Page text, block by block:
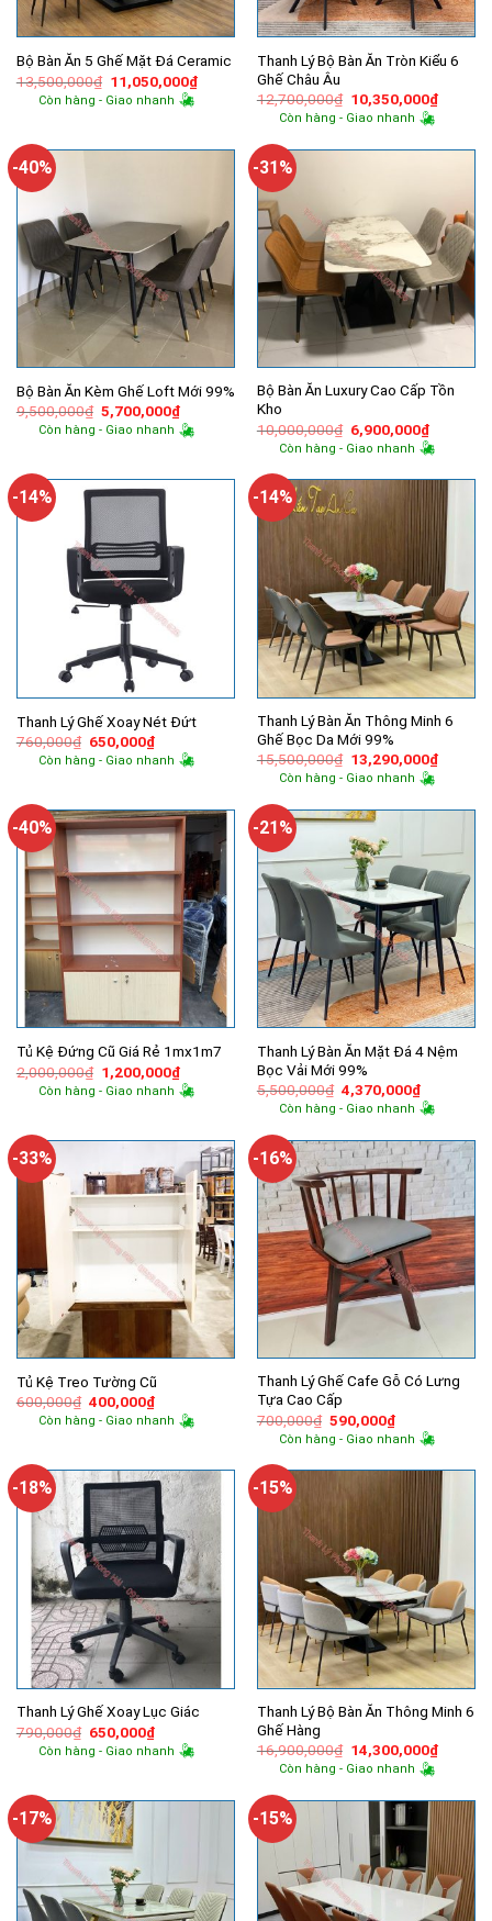
Bộ Bàn Ăn 5 Ghế Mặt Đá Ceramic
13,500,000₫ Giá
gốc
là:
11,050,000₫Giá
hiện
Còn hàng - Giao nhanh
Thanh Lý Bộ Bàn Ăn Tròn Kiểu 6
Ghế Châu Âu
12,700,000₫ Giá
gốc
là:
10,350,000₫Giá
hiện
Còn hàng - Giao nhanh
-40%
Bộ Bàn Ăn Kèm Ghế Loft Mới 99%
9,500,000₫ Giá
gốc
là:
5,700,000₫Giá
hiện
tại
Còn hàng - Giao nhanh
-31%
Bộ Bàn Ăn Luxury Cao Cấp Tồn
Kho
10,000,000₫ Giá
gốc
là:
6,900,000₫Giá
hiện
tại
Còn hàng - Giao nhanh
-14%
Thanh Lý Ghế Xoay Nét Đứt
760,000₫ Giá
gốc
là:
650,000₫Giá
hiện
tại
Còn hàng - Giao nhanh
-14%
Thanh Lý Bàn Ăn Thông Minh 6
Ghế Bọc Da Mới 99%
15,500,000₫ Giá
gốc
là:
13,290,000₫Giá
hiện
Còn hàng - Giao nhanh
-40%
Tủ Kệ Đứng Cũ Giá Rẻ 1mx1m7
2,000,000₫ Giá
gốc
là:
1,200,000₫Giá
hiện
tại
Còn hàng - Giao nhanh
-21%
Thanh Lý Bàn Ăn Mặt Đá 4 Nệm
Bọc Vải Mới 99%
5,500,000₫ Giá
gốc
là:
4,370,000₫Giá
hiện
tại
Còn hàng - Giao nhanh
-33%
Tủ Kệ Treo Tường Cũ
600,000₫ Giá
gốc
là:
400,000₫Giá
hiện
tại
Còn hàng - Giao nhanh
-16%
Thanh Lý Ghế Cafe Gỗ Có Lưng
Tựa Cao Cấp
700,000₫ Giá
gốc
là:
590,000₫Giá
hiện
tại
590,000₫.
Còn hàng - Giao nhanh
-18%
Thanh Lý Ghế Xoay Lục Giác
790,000₫ Giá
gốc
là:
650,000₫Giá
hiện
tại
Còn hàng - Giao nhanh
-15%
Thanh Lý Bộ Bàn Ăn Thông Minh 6
Ghế Hàng
16,900,000₫ Giá
gốc
là:
14,300,000₫Giá
hiện
Còn hàng - Giao nhanh
-17% -15%